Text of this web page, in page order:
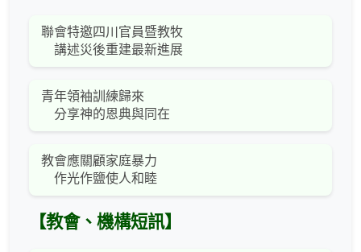
聯會特邀四川官員暨教牧
講述災後重建最新進展
青年領袖訓練歸來
分享神的恩典與同在
教會應關顧家庭暴力
作光作鹽使人和睦
【教會、機構短訊】